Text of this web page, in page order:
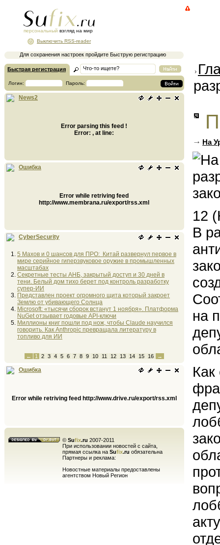
персональный взгляд на мир
Для сохранения настроек пройдите Быструю регистрацию
Выключить RSS-reader
Быстрая регистрация
Логин: Пароль:
News2
Error parsing this feed !
Error: , at line:
Ошибка
Error while retriving feed
http://www.membrana.ru/export/rss.xml
CyberSecurity
5 Махов и 0 шансов для ПРО: Китай развернул первое в
мире серийное гиперзвуковое оружие в промышленных
масштабах
Секретные тесты АНБ, закрытый доступ и 30 дней в
тени. Белый дом тихо берет под контроль разработку
супер-ИИ
Представлен проект огромного щита который закроет
Землю от убивающего Солнца
Microsoft: «тысячи сборок встанут 1 ноября». Платформа
NuGet отзывает годовые API-ключи
Миллионы книг пошли под нож, чтобы Claude научился
говорить. Как Anthropic превращала литературу в
топливо для ИИ
← 1 2 3 4 5 6 7 8 9 10 11 12 13 14 15 16 →
Ошибка
Error while retriving feed http://www.drive.ru/export/rss.xml
© Sufix.ru 2007-2011
При использовании новостей с сайта,
прямая ссылка на Sufix.ru обязательна
Партнеры и реклама:
Новостные материалы предоставлены
агентством Новый Регион
На
12
В
на